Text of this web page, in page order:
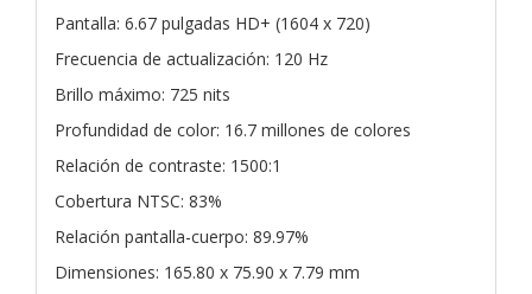
Pantalla: 6.67 pulgadas HD+ (1604 x 720)
Frecuencia de actualización: 120 Hz
Brillo máximo: 725 nits
Profundidad de color: 16.7 millones de colores
Relación de contraste: 1500:1
Cobertura NTSC: 83%
Relación pantalla-cuerpo: 89.97%
Dimensiones: 165.80 x 75.90 x 7.79 mm